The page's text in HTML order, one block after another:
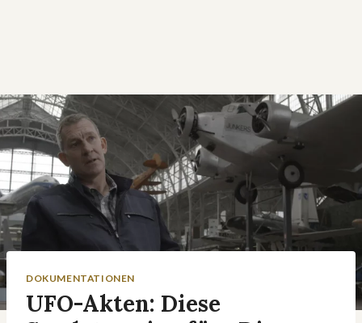
DOKUMENTATIONEN
UFO-Akten: Diese